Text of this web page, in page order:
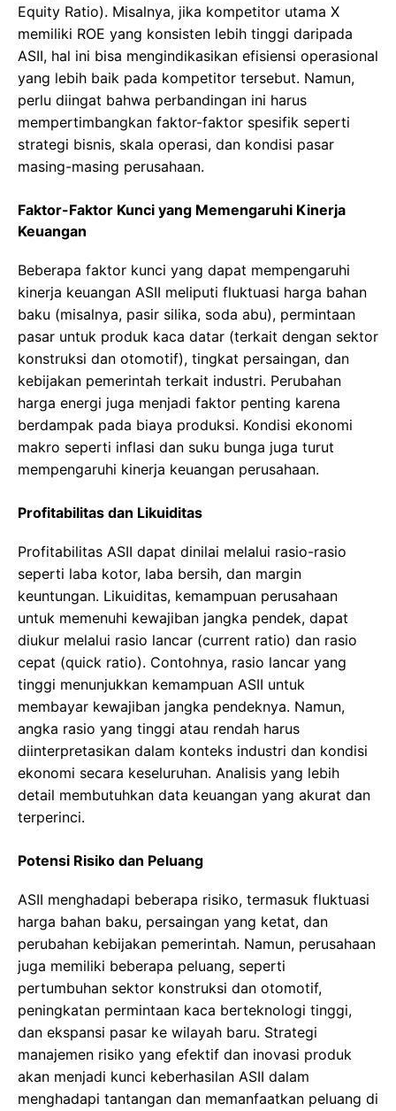
Equity Ratio). Misalnya, jika kompetitor utama X
memiliki ROE yang konsisten lebih tinggi daripada
ASII, hal ini bisa mengindikasikan efisiensi operasional
yang lebih baik pada kompetitor tersebut. Namun,
perlu diingat bahwa perbandingan ini harus
mempertimbangkan faktor-faktor spesifik seperti
strategi bisnis, skala operasi, dan kondisi pasar
masing-masing perusahaan.
Faktor-Faktor Kunci yang Memengaruhi Kinerja
Keuangan
Beberapa faktor kunci yang dapat mempengaruhi
kinerja keuangan ASII meliputi fluktuasi harga bahan
baku (misalnya, pasir silika, soda abu), permintaan
pasar untuk produk kaca datar (terkait dengan sektor
konstruksi dan otomotif), tingkat persaingan, dan
kebijakan pemerintah terkait industri. Perubahan
harga energi juga menjadi faktor penting karena
berdampak pada biaya produksi. Kondisi ekonomi
makro seperti inflasi dan suku bunga juga turut
mempengaruhi kinerja keuangan perusahaan.
Profitabilitas dan Likuiditas
Profitabilitas ASII dapat dinilai melalui rasio-rasio
seperti laba kotor, laba bersih, dan margin
keuntungan. Likuiditas, kemampuan perusahaan
untuk memenuhi kewajiban jangka pendek, dapat
diukur melalui rasio lancar (current ratio) dan rasio
cepat (quick ratio). Contohnya, rasio lancar yang
tinggi menunjukkan kemampuan ASII untuk
membayar kewajiban jangka pendeknya. Namun,
angka rasio yang tinggi atau rendah harus
diinterpretasikan dalam konteks industri dan kondisi
ekonomi secara keseluruhan. Analisis yang lebih
detail membutuhkan data keuangan yang akurat dan
terperinci.
Potensi Risiko dan Peluang
ASII menghadapi beberapa risiko, termasuk fluktuasi
harga bahan baku, persaingan yang ketat, dan
perubahan kebijakan pemerintah. Namun, perusahaan
juga memiliki beberapa peluang, seperti
pertumbuhan sektor konstruksi dan otomotif,
peningkatan permintaan kaca berteknologi tinggi,
dan ekspansi pasar ke wilayah baru. Strategi
manajemen risiko yang efektif dan inovasi produk
akan menjadi kunci keberhasilan ASII dalam
menghadapi tantangan dan memanfaatkan peluang di